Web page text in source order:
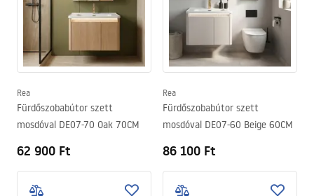
Rea
Fürdőszobabútor szett
mosdóval DE07-70 Oak 70CM
62 900 Ft
Rea
Fürdőszobabútor szett
mosdóval DE07-60 Beige 60CM
86 100 Ft